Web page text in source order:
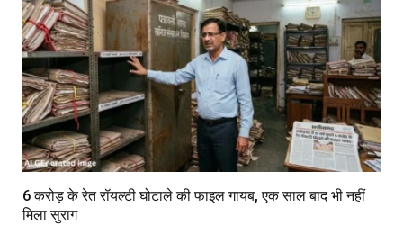
6 करोड़ के रेत रॉयल्टी घोटाले की फाइल गायब, एक साल बाद भी नहीं
मिला सुराग